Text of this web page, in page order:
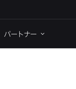
パートナー